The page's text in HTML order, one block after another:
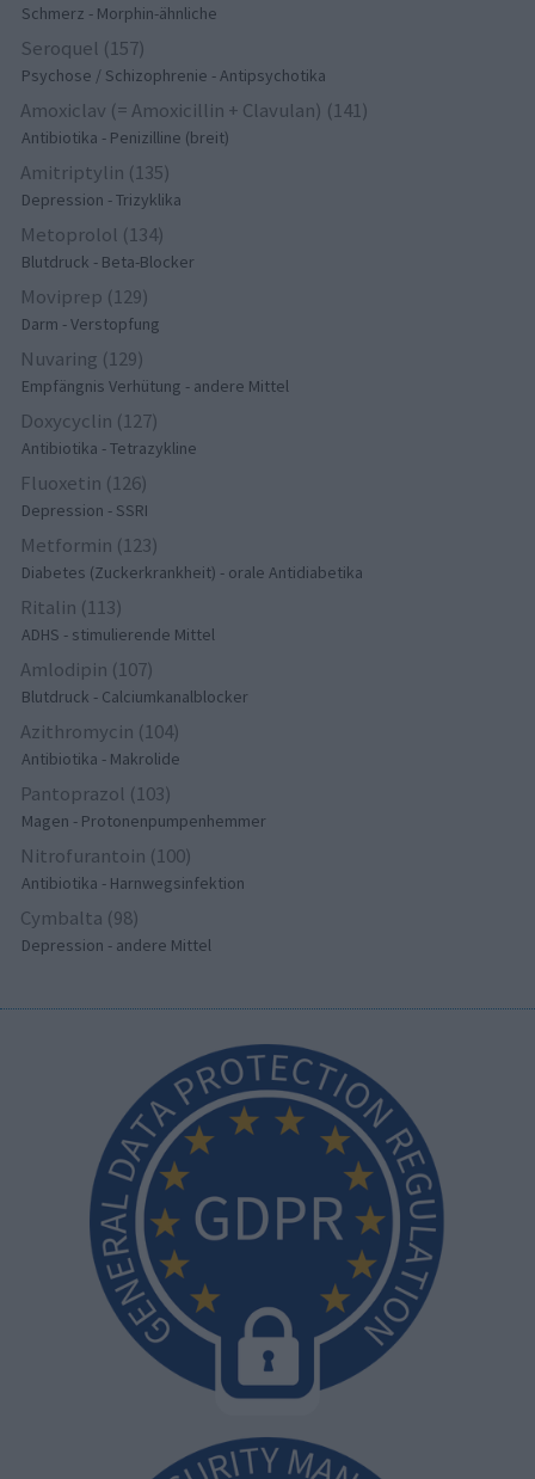
Schmerz - Morphin-ähnliche
Seroquel (157)
Psychose / Schizophrenie - Antipsychotika
Amoxiclav (= Amoxicillin + Clavulan) (141)
Antibiotika - Penizilline (breit)
Amitriptylin (135)
Depression - Trizyklika
Metoprolol (134)
Blutdruck - Beta-Blocker
Moviprep (129)
Darm - Verstopfung
Nuvaring (129)
Empfängnis Verhütung - andere Mittel
Doxycyclin (127)
Antibiotika - Tetrazykline
Fluoxetin (126)
Depression - SSRI
Metformin (123)
Diabetes (Zuckerkrankheit) - orale Antidiabetika
Ritalin (113)
ADHS - stimulierende Mittel
Amlodipin (107)
Blutdruck - Calciumkanalblocker
Azithromycin (104)
Antibiotika - Makrolide
Pantoprazol (103)
Magen - Protonenpumpenhemmer
Nitrofurantoin (100)
Antibiotika - Harnwegsinfektion
Cymbalta (98)
Depression - andere Mittel